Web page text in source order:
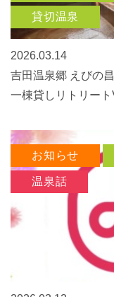
貸切温泉
2026.03.14
吉田温泉郷 えびの
一棟貸しリトリー
お知らせ
温泉話